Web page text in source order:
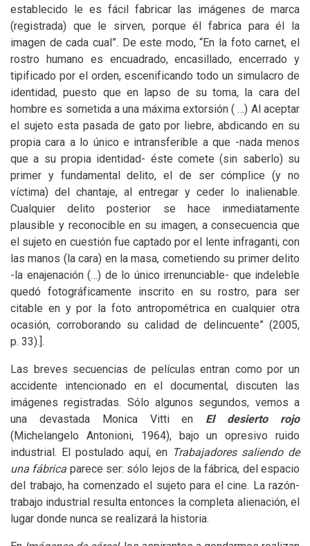
establecido le es fácil fabricar las imágenes de marca
(registrada) que le sirven, porque él fabrica para él la
imagen de cada cual”. De este modo, “En la foto carnet, el
rostro humano es encuadrado, encasillado, encerrado y
tipificado por el orden, escenificando todo un simulacro de
identidad, puesto que en lapso de su toma, la cara del
hombre es sometida a una máxima extorsión ( …) Al aceptar
el sujeto esta pasada de gato por liebre, abdicando en su
propia cara a lo único e intransferible a que -nada menos
que a su propia identidad- éste comete (sin saberlo) su
primer y fundamental delito, el de ser cómplice (y no
víctima) del chantaje, al entregar y ceder lo inalienable.
Cualquier delito posterior se hace inmediatamente
plausible y reconocible en su imagen, a consecuencia que
el sujeto en cuestión fue captado por el lente infraganti, con
las manos (la cara) en la masa, cometiendo su primer delito
-la enajenación (…) de lo único irrenunciable- que indeleble
quedó fotográficamente inscrito en su rostro, para ser
citable en y por la foto antropométrica en cualquier otra
ocasión, corroborando su calidad de delincuente” (2005,
p. 33).].
Las breves secuencias de películas entran como por un
accidente intencionado en el documental, discuten las
imágenes registradas. Sólo algunos segundos, vemos a
una devastada Monica Vitti en El desierto rojo
(Michelangelo Antonioni, 1964), bajo un opresivo ruido
industrial. El postulado aquí, en Trabajadores saliendo de
una fábrica parece ser: sólo lejos de la fábrica, del espacio
del trabajo, ha comenzado el sujeto para el cine. La razón-
trabajo industrial resulta entonces la completa alienación, el
lugar donde nunca se realizará la historia.